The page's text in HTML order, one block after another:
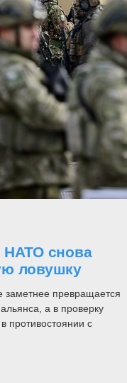
НАТО снова
ловушку
превращается
а в проверку
противостоянии с